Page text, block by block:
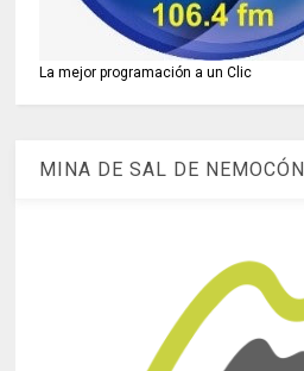
La mejor programación a un Clic
MINA DE SAL DE NEMOCÓN